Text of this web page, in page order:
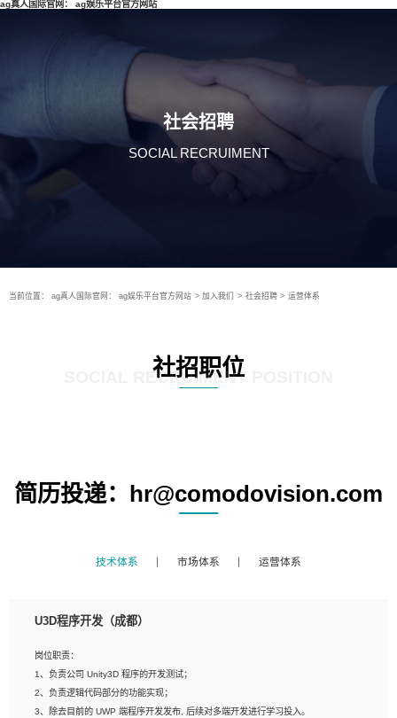
ag真人国际官网： ag娱乐平台官方网站
社会招聘
SOCIAL RECRUIMENT
当前位置： ag真人国际官网： ag娱乐平台官方网站 > 加入我们 > 社会招聘 > 运营体系
社招职位
SOCIAL RECRUIMENT POSITION
简历投递：hr@comodovision.com
技术体系 市场体系 运营体系
U3D程序开发（成都）
岗位职责：
1、负责公司 Unity3D 程序的开发测试；
2、负责逻辑代码部分的功能实现；
3、除去目前的 UWP 端程序开发发布, 后续对多端开发进行学习投入。